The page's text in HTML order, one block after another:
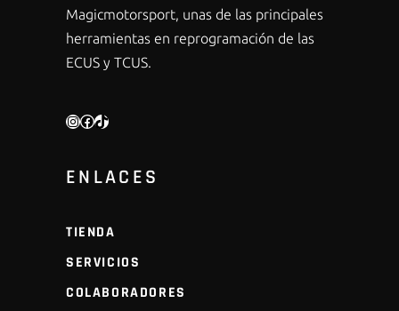
Magicmotorsport, unas de las principales
herramientas en reprogramación de las
ECUS y TCUS.
INSTAGRAM
FACEBOOK
TIKTOK
ENLACES
TIENDA
SERVICIOS
COLABORADORES